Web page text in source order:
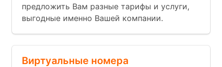
предложить Вам разные тарифы и услуги,
выгодные именно Вашей компании.
Виртуальные номера